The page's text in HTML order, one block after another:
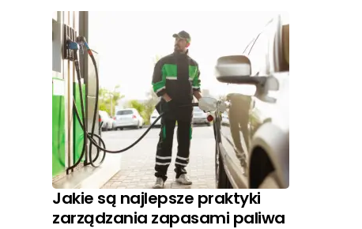
Jakie są najlepsze praktyki
zarządzania zapasami paliwa